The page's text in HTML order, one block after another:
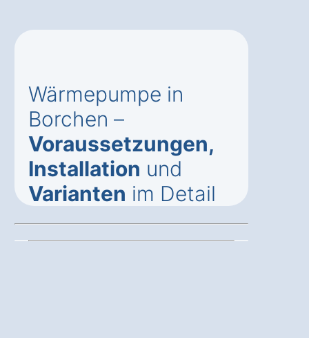
Wärmepumpe in
Borchen –
Voraussetzungen,
Installation und
Varianten im Detail